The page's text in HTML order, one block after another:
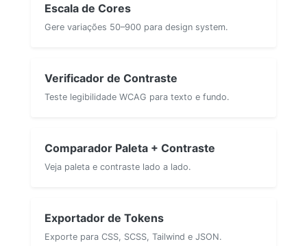
Escala de Cores
Gere variações 50–900 para design system.
Verificador de Contraste
Teste legibilidade WCAG para texto e fundo.
Comparador Paleta + Contraste
Veja paleta e contraste lado a lado.
Exportador de Tokens
Exporte para CSS, SCSS, Tailwind e JSON.